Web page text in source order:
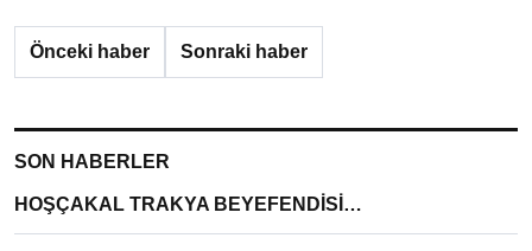
Önceki haber Sonraki haber
SON HABERLER
HOŞÇAKAL TRAKYA BEYEFENDİSİ…